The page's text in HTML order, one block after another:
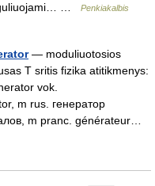
…
Penkiakalbis
— moduliuotosios
T sritis fizika atitikmenys:
vok.
m rus. генератор
m pranc. générateur…